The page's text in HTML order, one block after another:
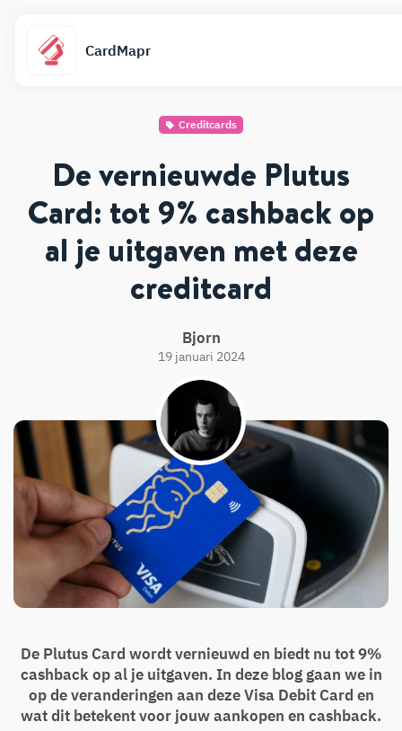
CardMapr
Creditcards
De vernieuwde Plutus
Card: tot 9% cashback op
al je uitgaven met deze
creditcard
Bjorn
19 januari 2024
De Plutus Card wordt vernieuwd en biedt nu tot 9%
cashback op al je uitgaven. In deze blog gaan we in
op de veranderingen aan deze Visa Debit Card en
wat dit betekent voor jouw aankopen en cashback.